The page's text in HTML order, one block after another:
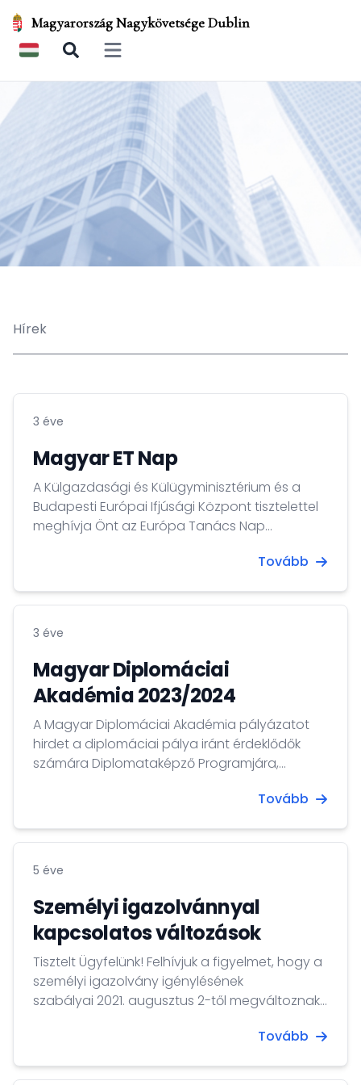
Magyarország Nagykövetsége Dublin
Open main menu
Hírek
3 éve
Magyar ET Nap
A Külgazdasági és Külügyminisztérium és a
Budapesti Európai Ifjúsági Központ tisztelettel
meghívja Önt az Európa Tanács Nap
kisebbségekhez tartozó fiatalok politikai
rendezvényt megnyitja: Sztáray Péter
Külügyminisztérium Németh Zsolt elnök,
Országgyűlés Külügyi Bizottsága Björn Berge
főtitkárhelyettes, Európa Tanács Időpont: 2023.
május 9. 10 óra
Tovább
3 éve
Magyar Diplomáciai
Akadémia 2023/2024
A Magyar Diplomáciai Akadémia pályázatot
hirdet a diplomáciai pálya iránt érdeklődők
számára Diplomataképző Programjára,
és a Nemzeti Közszolgálati Egyetem szakmai
Diplomataképző Program időtartama: 2023.
benyújtásának határideje: 2023. május 14.
(vasárnap)
Tovább
5 éve
Személyi igazolvánnyal
kapcsolatos változások
Tisztelt Ügyfelünk! Felhívjuk a figyelmet, hogy a
személyi igazolvány igénylésének
szabályai 2021. augusztus 2-től megváltoznak,
továbbiakban minden tagállamban egységes
személyazonosító igazolványok. Kérjük,
Tovább